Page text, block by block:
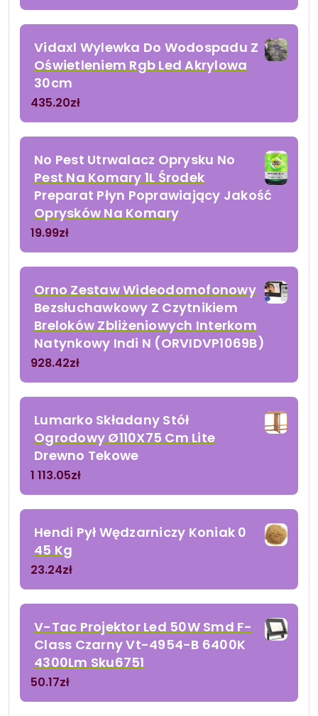
Vidaxl Wylewka Do Wodospadu Z
Oświetleniem Rgb Led Akrylowa
30cm
435.20zł
No Pest Utrwalacz Oprysku No
Pest Na Komary 1L Środek
Preparat Płyn Poprawiający Jakość
Oprysków Na Komary
19.99zł
Orno Zestaw Wideodomofonowy
Bezsłuchawkowy Z Czytnikiem
Breloków Zbliżeniowych Interkom
Natynkowy Indi N (ORVIDVP1069B)
928.42zł
Lumarko Składany Stół
Ogrodowy Ø110X75 Cm Lite
Drewno Tekowe
1 113.05zł
Hendi Pył Wędzarniczy Koniak 0
45 Kg
23.24zł
V-Tac Projektor Led 50W Smd F-
Class Czarny Vt-4954-B 6400K
4300Lm Sku6751
50.17zł